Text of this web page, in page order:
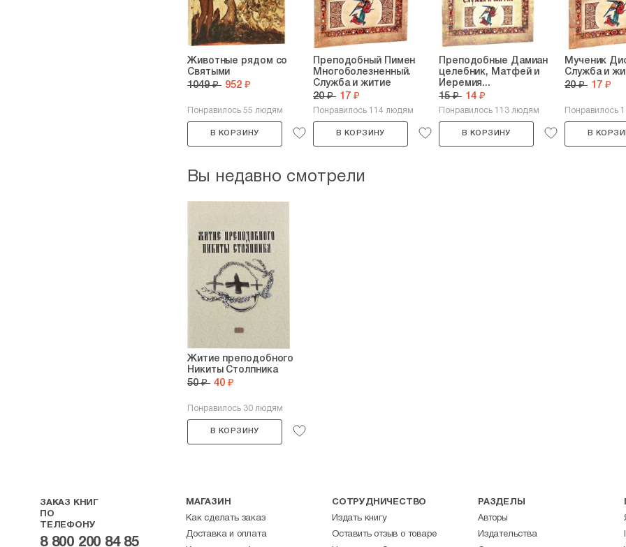
Животные рядом со
Святыми
1049 ₽ 952 ₽
Понравилось 55 людям
В КОРЗИНУ
Преподобный Пимен
Многоболезненный.
Служба и житие
20 ₽ 17 ₽
Понравилось 114 людям
В КОРЗИНУ
Преподобные Дамиан
целебник, Матфей и
Иеремия...
15 ₽ 14 ₽
Понравилось 113 людям
В КОРЗИНУ
Мученик
Служба и
20 ₽ 17 ₽
Понравилось
В
Вы недавно смотрели
Житие преподобного
Никиты Столпника
50 ₽ 40 ₽
Понравилось 30 людям
В КОРЗИНУ
ЗАКАЗ КНИГ
ПО
ТЕЛЕФОНУ
8 800 200 84 85
МАГАЗИН
Как сделать заказ
Доставка и оплата
СОТРУДНИЧЕСТВО
Издать книгу
Оставить отзыв о товаре
РАЗДЕЛЫ
Авторы
Издательства